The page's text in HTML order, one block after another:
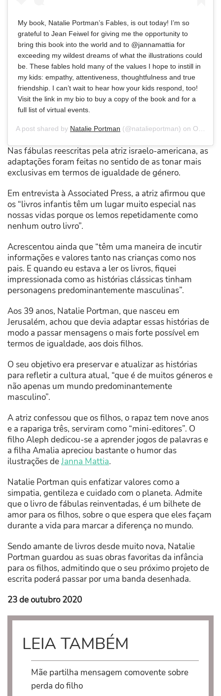
My book, Natalie Portman’s Fables, is out today! I’m so
grateful to Jean Feiwel for giving me the opportunity to
bring this book into the world and to @jannamattia for
exceeding my wildest dreams of what the illustrations could
be. These fables hold many of the values I hope to instill in
my kids: empathy, attentiveness, thoughtfulness and true
friendship. I can’t wait to hear how your kids respond, too!
Visit the link in my bio to buy a copy of the book and for a
full list of virtual events.
A post shared by Natalie Portman (@natalieportman) on Oct 20, 2020 at 2:04pm PDT
Nas fábulas reescritas pela atriz israelo-americana, as
adaptações foram feitas no sentido de as tonar mais
exclusivas em termos de igualdade de género.
Em entrevista à Associated Press, a atriz afirmou que
os “livros infantis têm um lugar muito especial nas
nossas vidas porque os lemos repetidamente como
nenhum outro livro”.
Acrescentou ainda que “têm uma maneira de incutir
informações e valores tanto nas crianças como nos
pais. E quando eu estava a ler os livros, fiquei
impressionada como as histórias clássicas tinham
personagens predominantemente masculinas”.
Aos 39 anos, Natalie Portman, que nasceu em
Jerusalém, achou que devia adaptar essas histórias de
modo a passar mensagens o mais forte possível em
termos de igualdade, aos dois filhos.
O seu objetivo era preservar e atualizar as histórias
para refletir a cultura atual, “que é de muitos géneros e
não apenas um mundo predominantemente
masculino”.
A atriz confessou que os filhos, o rapaz tem nove anos
e a rapariga três, serviram como “mini-editores”. O
filho Aleph dedicou-se a aprender jogos de palavras e
a filha Amalia apreciou bastante o humor das
ilustrações deJanna Mattia.
Natalie Portman quis enfatizar valores como a
simpatia, gentileza e cuidado com o planeta. Admite
que o livro de fábulas reinventadas, é um bilhete de
amor para os filhos, sobre o que espera que eles façam
durante a vida para marcar a diferença no mundo.
Sendo amante de livros desde muito nova, Natalie
Portman guardou as suas obras favoritas da infância
para os filhos, admitindo que o seu próximo projeto de
escrita poderá passar por uma banda desenhada.
23 de outubro 2020
LEIA TAMBÉM
Mãe partilha mensagem comovente sobre
perda do filho